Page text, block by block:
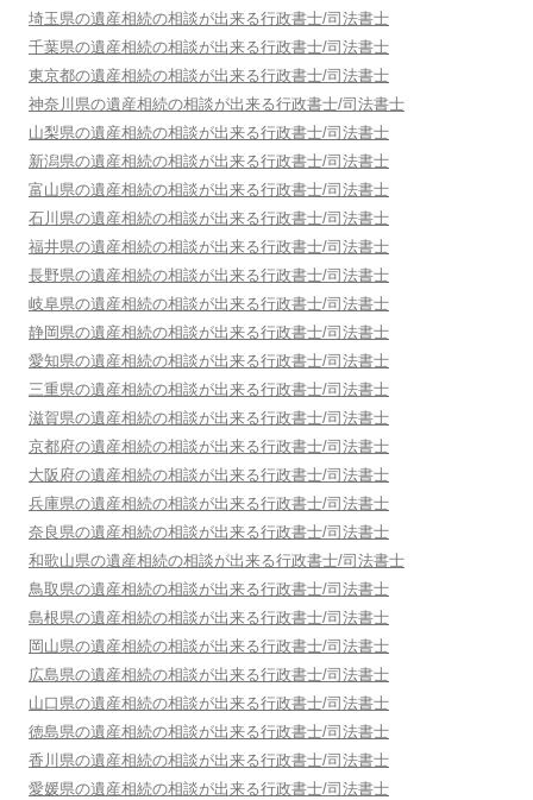
埼玉県の遺産相続の相談が出来る行政書士/司法書士
千葉県の遺産相続の相談が出来る行政書士/司法書士
東京都の遺産相続の相談が出来る行政書士/司法書士
神奈川県の遺産相続の相談が出来る行政書士/司法書士
山梨県の遺産相続の相談が出来る行政書士/司法書士
新潟県の遺産相続の相談が出来る行政書士/司法書士
富山県の遺産相続の相談が出来る行政書士/司法書士
石川県の遺産相続の相談が出来る行政書士/司法書士
福井県の遺産相続の相談が出来る行政書士/司法書士
長野県の遺産相続の相談が出来る行政書士/司法書士
岐阜県の遺産相続の相談が出来る行政書士/司法書士
静岡県の遺産相続の相談が出来る行政書士/司法書士
愛知県の遺産相続の相談が出来る行政書士/司法書士
三重県の遺産相続の相談が出来る行政書士/司法書士
滋賀県の遺産相続の相談が出来る行政書士/司法書士
京都府の遺産相続の相談が出来る行政書士/司法書士
大阪府の遺産相続の相談が出来る行政書士/司法書士
兵庫県の遺産相続の相談が出来る行政書士/司法書士
奈良県の遺産相続の相談が出来る行政書士/司法書士
和歌山県の遺産相続の相談が出来る行政書士/司法書士
鳥取県の遺産相続の相談が出来る行政書士/司法書士
島根県の遺産相続の相談が出来る行政書士/司法書士
岡山県の遺産相続の相談が出来る行政書士/司法書士
広島県の遺産相続の相談が出来る行政書士/司法書士
山口県の遺産相続の相談が出来る行政書士/司法書士
徳島県の遺産相続の相談が出来る行政書士/司法書士
香川県の遺産相続の相談が出来る行政書士/司法書士
愛媛県の遺産相続の相談が出来る行政書士/司法書士